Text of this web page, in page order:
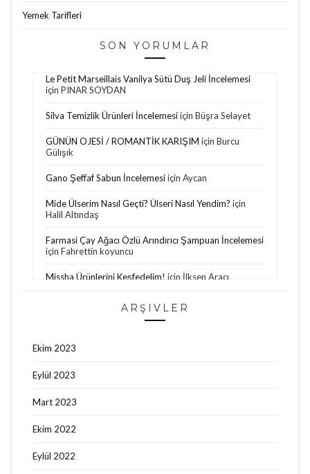
Yemek Tarifleri
SON YORUMLAR
Le Petit Marseillais Vanilya Sütü Duş Jeli İncelemesi
için PINAR SOYDAN
Silva Temizlik Ürünleri İncelemesiiçin Büşra Selayet
GÜNÜN OJESİ / ROMANTİK KARIŞIM için Burcu
Gülışık
Gano Şeffaf Sabun İncelemesiiçin Aycan
Mide Ülserim Nasıl Geçti? Ülseri Nasıl Yendim? için
Halil Altındaş
Farmasi Çay Ağacı Özlü Arındırıcı Şampuan İncelemesi
için Fahrettin koyuncu
Missha Ürünlerini Keşfedelim! için İlksen Aracı
Bioblas Saç Dökülmesine ve Yağlanmaya Karşı
Şampuan İncelemesi için Oğuzhan Aktepe
Özge Nur Şahin
ARŞIVLER
Ekim 2023
Eylül 2023
Mart 2023
Ekim 2022
Eylül 2022